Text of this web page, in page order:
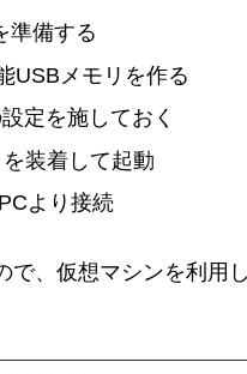
準備する
USBメモリを作る
定を施しておく
装着して起動
より接続
で、仮想マシンを利用